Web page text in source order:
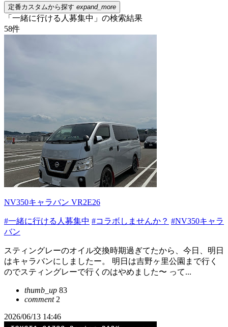
定番カスタムから探す expand_more
「一緒に行ける人募集中」の検索結果
58件
NV350キャラバン VR2E26
#一緒に行ける人募集中 #コラボしませんか？ #NV350キャラ
バン
スティングレーのオイル交換時期過ぎてたから、今日、明日
はキャラバンにしましたー。 明日は吉野ヶ里公園まで行く
のでスティングレーで行くのはやめました〜 って...
thumb_up 83
comment2
2026/06/13 14:46